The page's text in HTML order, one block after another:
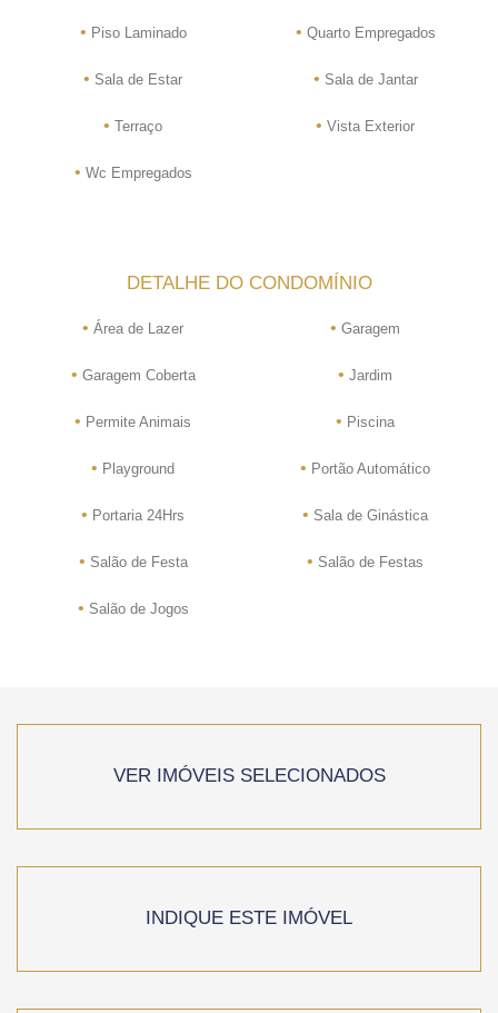
• Piso Laminado • Quarto Empregados
• Sala de Estar • Sala de Jantar
• Terraço • Vista Exterior
• Wc Empregados
DETALHE DO CONDOMÍNIO
• Área de Lazer • Garagem
• Garagem Coberta • Jardim
• Permite Animais • Piscina
• Playground • Portão Automático
• Portaria 24Hrs • Sala de Ginástica
• Salão de Festa • Salão de Festas
• Salão de Jogos
VER IMÓVEIS SELECIONADOS
INDIQUE ESTE IMÓVEL